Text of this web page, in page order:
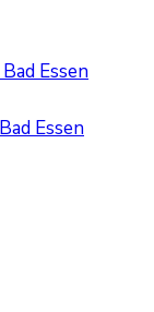
Essen
Essen